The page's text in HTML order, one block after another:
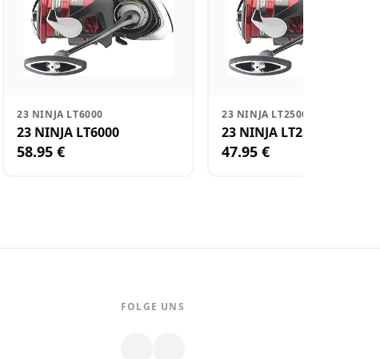
23 NINJA LT6000
23 NINJA LT6000
58.95 €
23 NINJA LT2500-XH
23 NINJA LT2500-XH
47.95 €
FOLGE UNS